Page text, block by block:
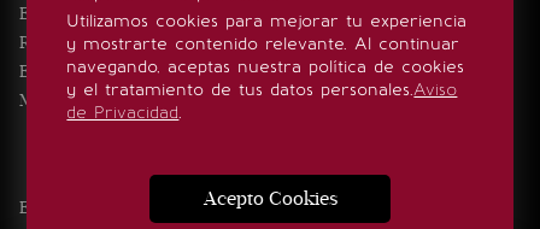
Utilizamos cookies para mejorar tu experiencia
y mostrarte contenido relevante. Al continuar
navegando, aceptas nuestra política de cookies
y el tratamiento de tus datos personales.Aviso
de Privacidad.
Acepto Cookies
Eventos
Realeza
Estilo de vida
Minuto x Minuto
SÍGUENOS
Edición Impresa Noticias Quiénes somos